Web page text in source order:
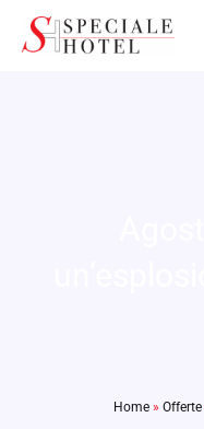
Home » Offerte